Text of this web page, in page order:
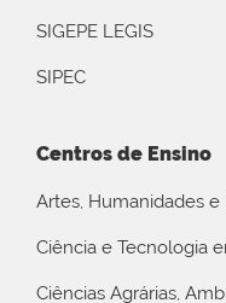
SIGEPE LEGIS
SIPEC
Centros de Ensino
Artes, Humanidades e
Ciência e Tecnologia
Ciências Agrárias,